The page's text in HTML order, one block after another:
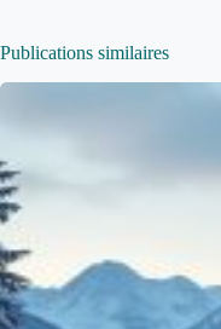
Publications similaires